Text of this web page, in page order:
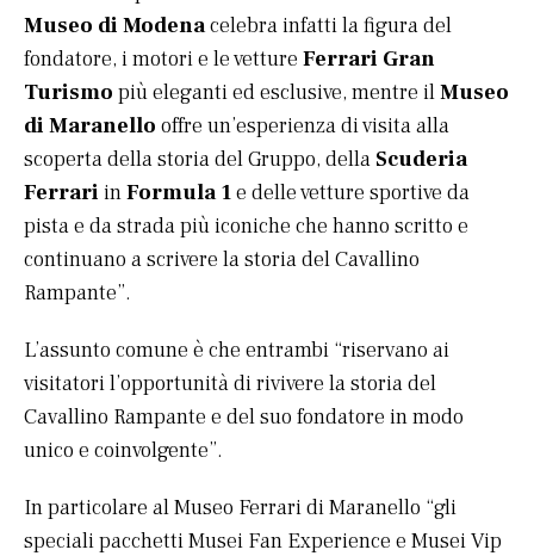
Museo di Modenacelebra infatti la figura del
fondatore, i motori e le vetture Ferrari Gran
Turismo più eleganti ed esclusive, mentre ilMuseo
di Maranello offre un’esperienza di visita alla
scoperta della storia del Gruppo, della Scuderia
Ferrari inFormula 1e delle vetture sportive da
pista e da strada più iconiche che hanno scritto e
continuano a scrivere la storia del Cavallino
Rampante”.
L’assunto comune è che entrambi “riservano ai
visitatori l’opportunità di rivivere la storia del
Cavallino Rampante e del suo fondatore in modo
unico e coinvolgente”.
In particolare al Museo Ferrari di Maranello “gli
speciali pacchetti Musei Fan Experience e Musei Vip